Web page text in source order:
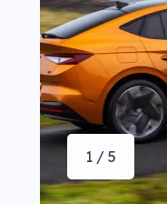
1 / 5